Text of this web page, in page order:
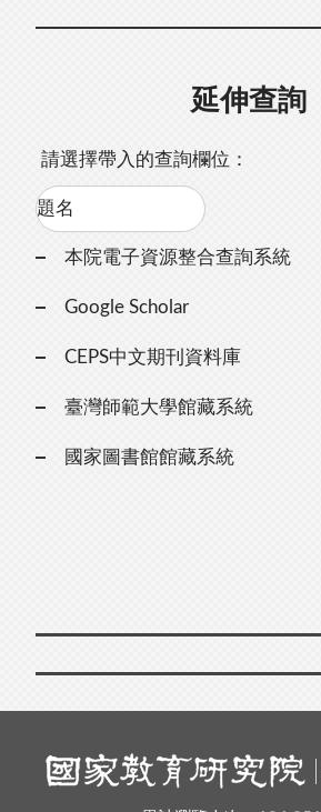
延伸查詢
請選擇帶入的查詢欄位：
本院電子資源整合查詢系統
Google Scholar
CEPS中文期刊資料庫
臺灣師範大學館藏系統
國家圖書館館藏系統